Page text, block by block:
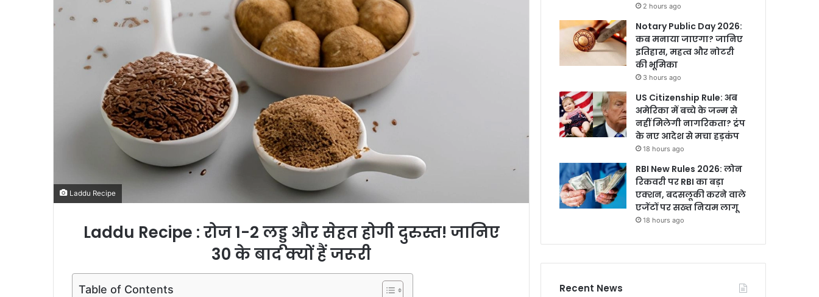
m
l
Laddu Recipe
Laddu Recipe : रोज 1-2 लड्डू और सेहत होगी दुरुस्त! जानिए
30 के बाद क्यों हैं जरूरी
Table of Contents
2 hours ago
Notary Public Day 2026:
कब मनाया जाएगा? जानिए
इतिहास, महत्व और नोटरी
की भूमिका
3 hours ago
US Citizenship Rule: अब
अमेरिका में बच्चे के जन्म से
नहीं मिलेगी नागरिकता? ट्रंप
के नए आदेश से मचा हड़कंप
18 hours ago
RBI New Rules 2026: लोन
रिकवरी पर RBI का बड़ा
एक्शन, बदसलूकी करने वाले
एजेंटों पर सख्त नियम लागू
18 hours ago
Recent News